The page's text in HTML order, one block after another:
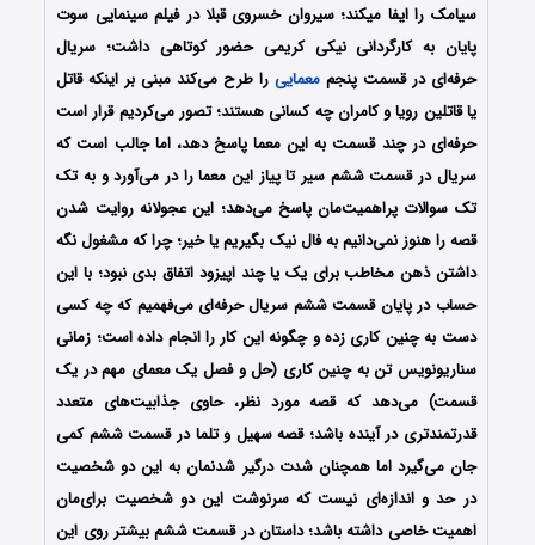
سیامک را ایفا میکند؛ سیروان خسروی قبلا در فیلم سینمایی سوت
پایان به کارگردانی نیکی کریمی حضور کوتاهی داشت؛ سریال
حرفه‌ای در قسمت پنجممعمایی را طرح می‌کند مبنی بر اینکه قاتل
یا قاتلین رویا و کامران چه کسانی هستند؛ تصور می‌کردیم قرار است
حرفه‌ای در چند قسمت به این معما پاسخ دهد، اما جالب است که
سریال در قسمت ششم سیر تا پیاز این معما را در می‌آورد و به تک
تک سوالات پراهمیت‌مان پاسخ می‌دهد؛ این عجولانه روایت شدن
قصه را هنوز نمی‌دانیم به فال نیک بگیریم یا خیر؛ چرا که مشغول نگه
داشتن ذهن مخاطب برای یک یا چند اپیزود اتفاق بدی نبود؛ با این
حساب در پایان قسمت ششم سریال حرفه‌‌ای می‌فهمیم که چه کسی
دست به چنین کاری زده و چگونه این کار را انجام داده است؛ زمانی
سناریونویس تن به چنین کاری (حل و فصل یک معمای مهم در یک
قسمت) می‌دهد که قصه‌ مورد نظر، حاوی جذابیت‌های متعدد
قدرتمندتری در آینده باشد؛ قصه‌ سهیل و تلما در قسمت ششم کمی
جان می‌گیرد اما همچنان شدت درگیر شدنمان به این دو شخصیت
در حد و اندازه‌ای نیست که سرنوشت این دو شخصیت برای‌مان
اهمیت خاصی داشته باشد؛ داستان در قسمت ششم بیشتر روی این